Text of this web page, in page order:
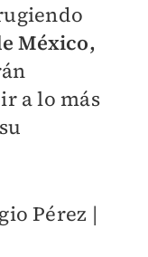
México,
a lo más
Pérez |